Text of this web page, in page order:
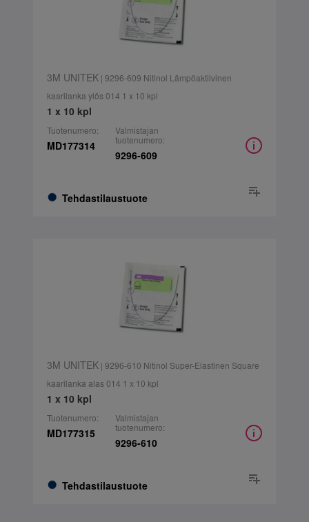
3M UNITEK| 9296-609 Nitinol Lämpöaktiivinen
kaarilanka ylös 014 1 x 10 kpl
1 x 10 kpl
Tuotenumero:
MD177314
Tehdastilaustuote
Valmistajan
tuotenumero:
9296-609
3M UNITEK| 9296-610 Nitinol Super-Elastinen Square
kaarilanka alas 014 1 x 10 kpl
1 x 10 kpl
Tuotenumero:
MD177315
Tehdastilaustuote
Valmistajan
tuotenumero:
9296-610